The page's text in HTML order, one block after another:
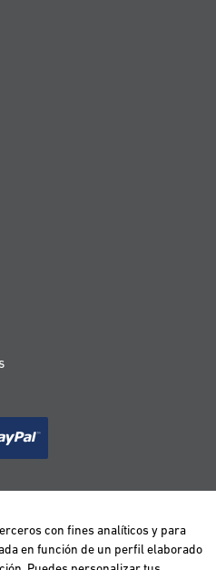
BELGIQUE
con fines analíticos y para
en función de un perfil elaborado